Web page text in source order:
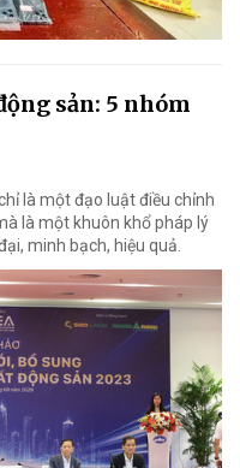
sản: 5 nhóm
là một đạo luật điều chỉnh
là một khuôn khổ pháp lý
minh bạch, hiệu quả.